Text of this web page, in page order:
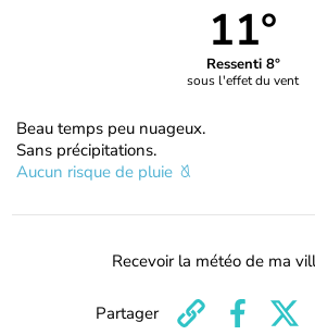
11°
Ressenti 8°
sous l'effet du vent
Beau temps peu nuageux.
Sans précipitations.
Aucun risque de pluie
Recevoir la météo de ma
Partager